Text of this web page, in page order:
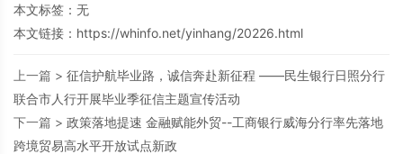
本文标签：无
本文链接： https://whinfo.net/yinhang/20226.html
上一篇 > 征信护航毕业路，诚信奔赴新征程 ——民生银行日照分行
联合市人行开展毕业季征信主题宣传活动
下一篇 > 政策落地提速 金融赋能外贸--工商银行威海分行率先落地
跨境贸易高水平开放试点新政